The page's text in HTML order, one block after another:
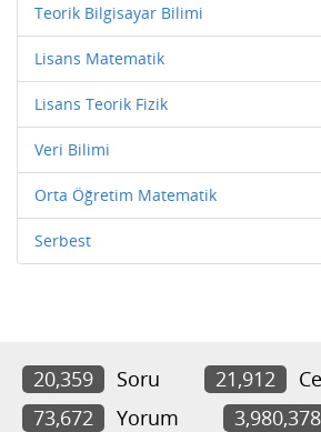
Teorik Bilgisayar Bilimi
Lisans Matematik
Lisans Teorik Fizik
Veri Bilimi
Orta Öğretim Matematik
Serbest
20,359 Soru 21,912
73,672
Yorum 3,980,378